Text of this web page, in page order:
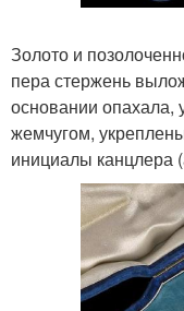
Золото и
пера стержень
основании опахала,
жемчугом,
инициалы канцлера